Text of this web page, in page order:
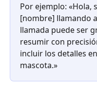
Por ejemplo: «Hola,
[nombre] llamando
llamada puede ser
resumir con
incluir los detalles
mascota.»